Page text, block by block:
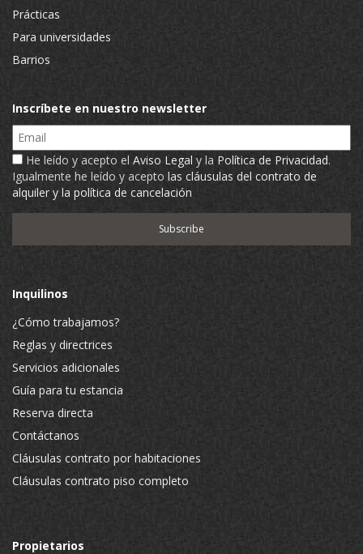
Prácticas
Para universidades
Barrios
Inscríbete en nuestro newsletter
Email
He leído y acepto el Aviso Legal y la Política de Privacidad.
Igualmente he leído y acepto las cláusulas del contrato de
alquiler y la política de cancelación
Inquilinos
¿Cómo trabajamos?
Reglas y directrices
Servicios adicionales
Guía para tu estancia
Reserva directa
Contáctanos
Cláusulas contrato por habitaciones
Cláusulas contrato piso completo
Propietarios